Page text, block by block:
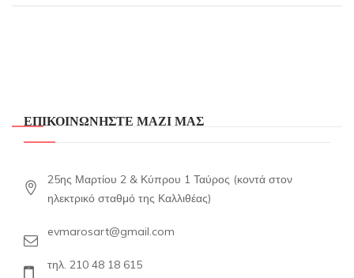
ΕΠΙΚΟΙΝΩΝΗΣΤΕ ΜΑΖΙ ΜΑΣ
25ης Μαρτίου 2 & Κύπρου 1 Ταύρος (κοντά στον
ηλεκτρικό σταθμό της Καλλιθέας)
evmarosart@gmail.com
τηλ. 210 48 18 615